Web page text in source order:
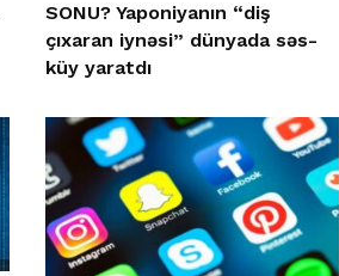
SONU? Yaponiyanın “diş
çıxaran iynəsi” dünyada səs-
küy yaratdı